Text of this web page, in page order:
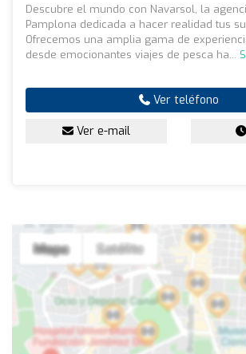
Descubre el mundo con Navarsol, la
Pamplona dedicada a hacer realidad tus
Ofrecemos una amplia gama de
desde emocionantes viajes de pesca ha...
Ver teléfono
Ver e-mail